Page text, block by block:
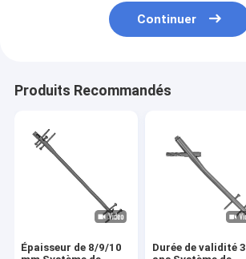
Continuer
Produits Recommandés
Épaisseur de 8/9/10
Durée de validité 3